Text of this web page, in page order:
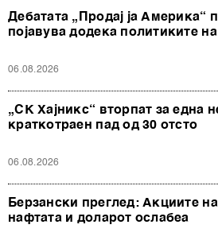
Дебатата „Продај ја Америка“
појавува додека политиките
06.08.2026
„СК Хајникс“ вторпат за една
краткотраен пад од 30 отсто
06.08.2026
Берзански преглед: Акциите
нафтата и доларот ослабеа